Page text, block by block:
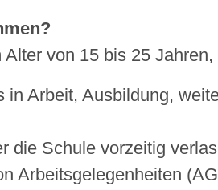
von 15 bis 25 Jahren,
Arbeit, Ausbildung,
die Schule vorzeitig
Arbeitsgelegenheiten